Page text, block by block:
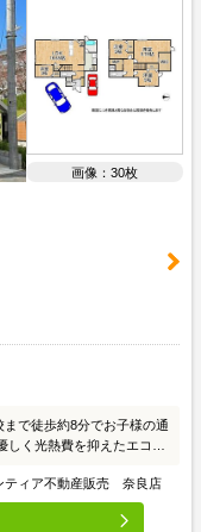
画像：30枚
まで徒歩約8分でお子様の通
く光熱費を抑えたエコな
ティア不動産販売 奈良店